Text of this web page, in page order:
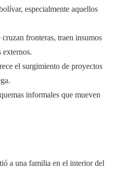
especialmente aquellos
fronteras, traen insumos
externos.
el surgimiento de proyectos
informales que mueven
a una familia en el interior del